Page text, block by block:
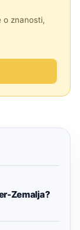
o znanosti,
Zemalja?